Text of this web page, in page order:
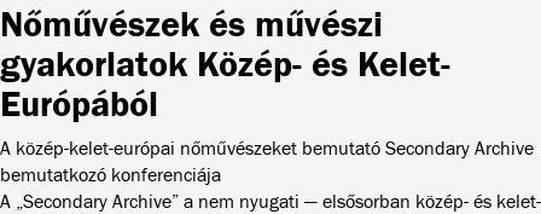
Nőművészek és művészi
gyakorlatok Közép- és Kelet-
Európából
A közép-kelet-európai nőművészeket bemutató Secondary Archive
bemutatkozó konferenciája
A „Secondary Archive” a nem nyugati — elsősorban közép- és kelet-